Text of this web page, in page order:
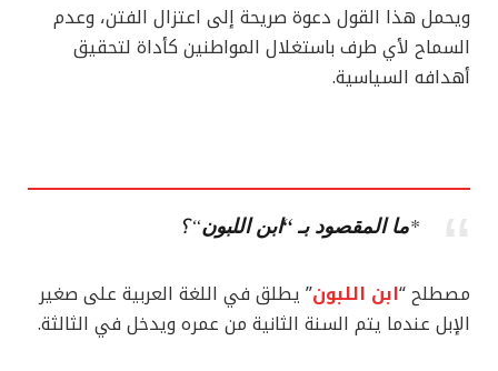
ويحمل هذا القول دعوة صريحة إلى اعتزال الفتن، وعدم
السماح لأي طرف باستغلال المواطنين كأداة لتحقيق
أهدافه السياسية.
*ما المقصود بـ “ابن اللبون“؟
مصطلح “ابن اللبون” يطلق في اللغة العربية على صغير
الإبل عندما يتم السنة الثانية من عمره ويدخل في الثالثة.